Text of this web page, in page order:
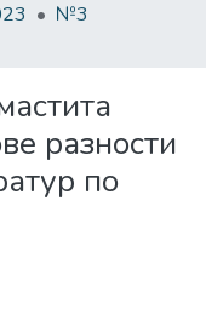
№3
разности
по